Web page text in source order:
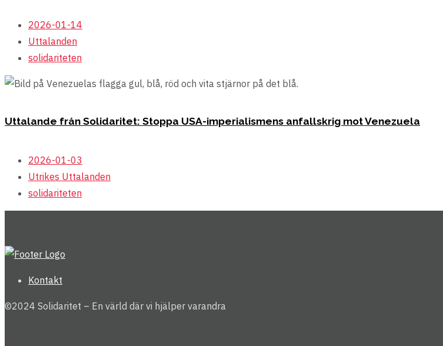
2026-01-14
Uttalanden
solidariteten
Uttalande från Solidaritet: Stoppa USA-imperialismens anfallskrig mot Venezuela
2026-01-03
Utrikes Uttalanden
solidariteten
Kontakt
©2024 Solidaritet – En värld där vi hjälper varandra